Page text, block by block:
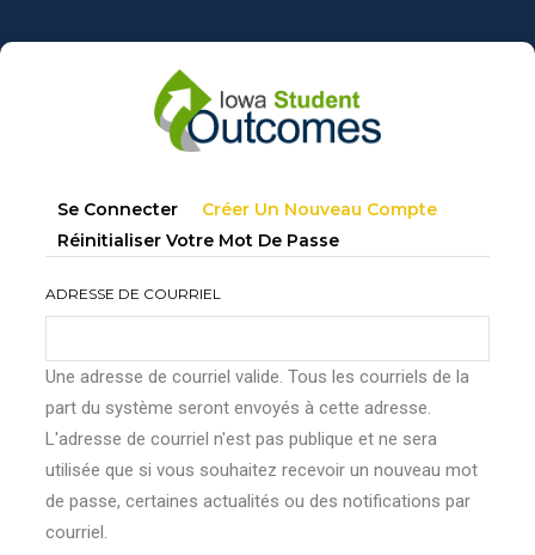
au
Onglets
principaux
Se Connecter Créer Un Nouveau Compte
Réinitialiser Votre Mot De Passe
ADRESSE DE COURRIEL
Une adresse de courriel valide. Tous les courriels de la
part du système seront envoyés à cette adresse.
L'adresse de courriel n'est pas publique et ne sera
utilisée que si vous souhaitez recevoir un nouveau mot
de passe, certaines actualités ou des notifications par
courriel.